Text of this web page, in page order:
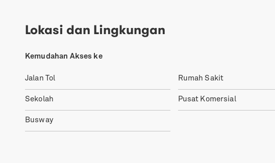
Lokasi dan Lingkungan
Kemudahan Akses ke
Jalan Tol Rumah Sakit
Sekolah Pusat Komersial
Busway